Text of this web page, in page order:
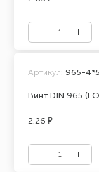
Винт DIN 965
Артикул: 965-4*5
2.26 ₽